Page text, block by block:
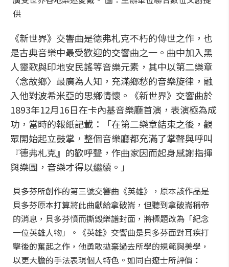
供
《新世界》交響曲是德弗札克不朽的傳世之作，也
是古典音樂中最受歡迎的交響曲之一。曲中加入黑
人靈歌與印地安民謠等音樂元素，其中以第二樂章
〈念故鄉〉最廣為人知，充滿鄉愁的音樂旋律，融
入他對波希米亞的思鄉情懷。《新世界》交響曲於
1893年12月16日在卡內基音樂廳首演，表演極為成
功，當時的報紙記載：「在第二樂章結束之後，觀
眾開始起立鼓掌，整個音樂廳都充滿了掌聲與呼叫
『德弗札克』的歡呼聲，作曲家因而起身感謝指揮
與樂團，音樂才得以繼續。」
貝多芬所創作的第三號交響曲《英雄》，原本該作品是
貝多芬原本打算將此曲獻給拿破崙，但聽到拿破崙稱帝
的消息，貝多芬憤而撕毀樂譜封面，將標題改為「紀念
一位英雄人物」。《英雄》交響曲是貝多芬面對耳疾打
擊後的奮起之作，他勇敢拋棄過去所學的規範與美學，
以更大膽的手法表現個人特色。如同白遼士所評價：